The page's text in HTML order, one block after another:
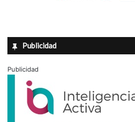
Publicidad
Publicidad